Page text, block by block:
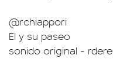
@rchiappori
El y su paseo
sonido original -